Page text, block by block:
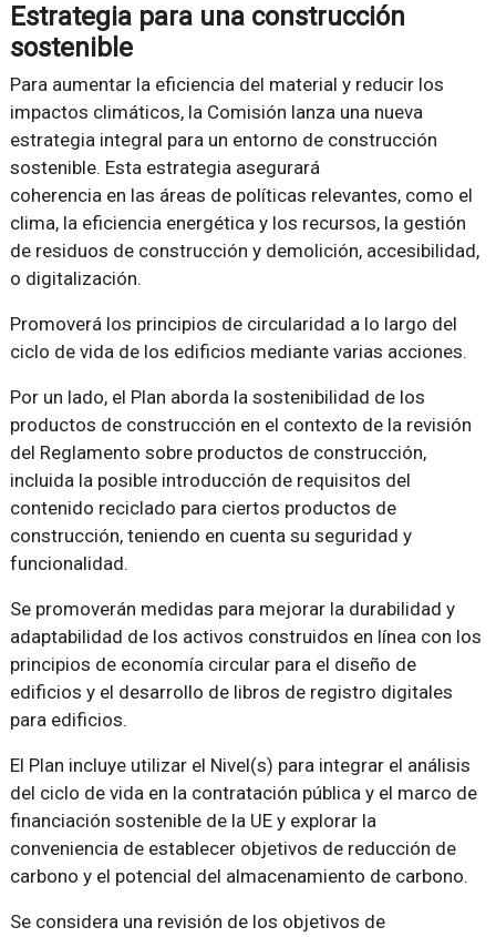
Estrategia para una construcción
sostenible
Para aumentar la eficiencia del material y reducir los
impactos climáticos, la Comisión lanza una nueva
estrategia integral para un entorno de construcción
sostenible. Esta estrategia asegurará
coherencia en las áreas de políticas relevantes, como el
clima, la eficiencia energética y los recursos, la gestión
de residuos de construcción y demolición, accesibilidad,
o digitalización.
Promoverá los principios de circularidad a lo largo del
ciclo de vida de los edificios mediante varias acciones.
Por un lado, el Plan aborda la sostenibilidad de los
productos de construcción en el contexto de la revisión
del Reglamento sobre productos de construcción,
incluida la posible introducción de requisitos del
contenido reciclado para ciertos productos de
construcción, teniendo en cuenta su seguridad y
funcionalidad.
Se promoverán medidas para mejorar la durabilidad y
adaptabilidad de los activos construidos en línea con los
principios de economía circular para el diseño de
edificios y el desarrollo de libros de registro digitales
para edificios.
El Plan incluye utilizar el Nivel(s) para integrar el análisis
del ciclo de vida en la contratación pública y el marco de
financiación sostenible de la UE y explorar la
conveniencia de establecer objetivos de reducción de
carbono y el potencial del almacenamiento de carbono.
Se considera una revisión de los objetivos de